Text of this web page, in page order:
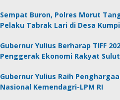
Sempat Buron, Polres Morut
Pelaku Tabrak Lari di Desa Kumpi
Gubernur Yulius Berharap TIFF
Penggerak Ekonomi Rakyat Sulut
Gubernur Yulius Raih
Nasional Kemendagri-LPM RI